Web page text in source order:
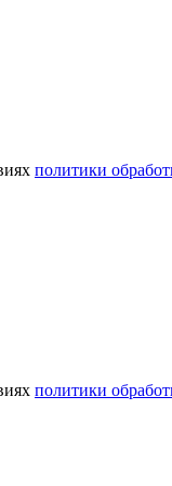
политики
политики